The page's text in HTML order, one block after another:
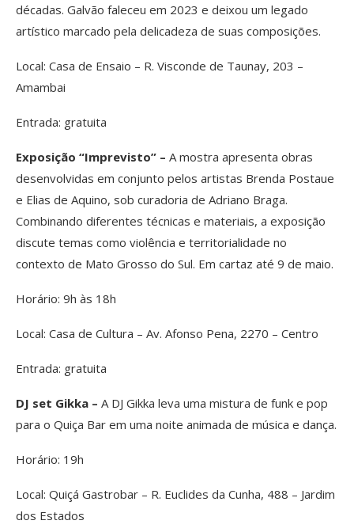
décadas. Galvão faleceu em 2023 e deixou um legado
artístico marcado pela delicadeza de suas composições.
Local: Casa de Ensaio – R. Visconde de Taunay, 203 –
Amambai
Entrada: gratuita
Exposição “Imprevisto” – A mostra apresenta obras
desenvolvidas em conjunto pelos artistas Brenda Postaue
e Elias de Aquino, sob curadoria de Adriano Braga.
Combinando diferentes técnicas e materiais, a exposição
discute temas como violência e territorialidade no
contexto de Mato Grosso do Sul. Em cartaz até 9 de maio.
Horário: 9h às 18h
Local: Casa de Cultura – Av. Afonso Pena, 2270 – Centro
Entrada: gratuita
DJ set Gikka – A DJ Gikka leva uma mistura de funk e pop
para o Quiça Bar em uma noite animada de música e dança.
Horário: 19h
Local: Quiçá Gastrobar – R. Euclides da Cunha, 488 – Jardim
dos Estados